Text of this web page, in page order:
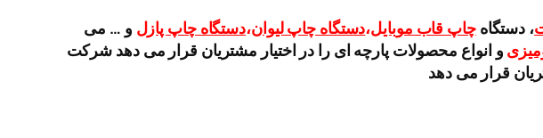
، دستگاهچاپ قاب موبایل،دستگاه چاپ لیوان،دستگاه چاپ پازل و … می
و انواع محصولات پارچه ای را در اختیار مشتریان قرار می دهد شرکت
قرار می دهد